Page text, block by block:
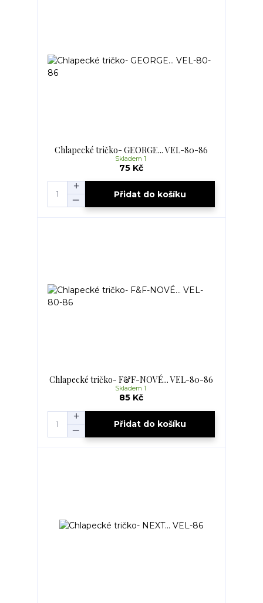
Chlapecké tričko- GEORGE... VEL-80-86
75 Kč
Skladem 1
Přidat do košíku
Chlapecké tričko- F&F-NOVÉ... VEL-80-86
85 Kč
Skladem 1
Přidat do košíku